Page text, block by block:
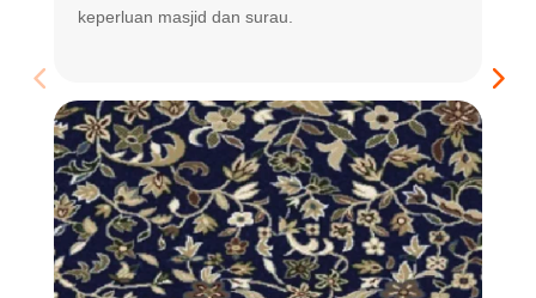
keperluan masjid dan surau.